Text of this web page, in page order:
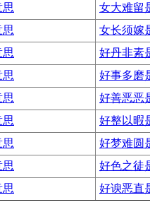
思 女大难留
思 女长须嫁
思 好丹非素
思 好事多磨
思 好善恶恶
思 好整以暇
思 好梦难圆
思 好色之徒
思 好谀恶直